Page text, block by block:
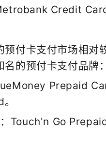
Credit
预付卡支付市场相对
名的预付卡支付品牌
Prepaid
Touch'n Go